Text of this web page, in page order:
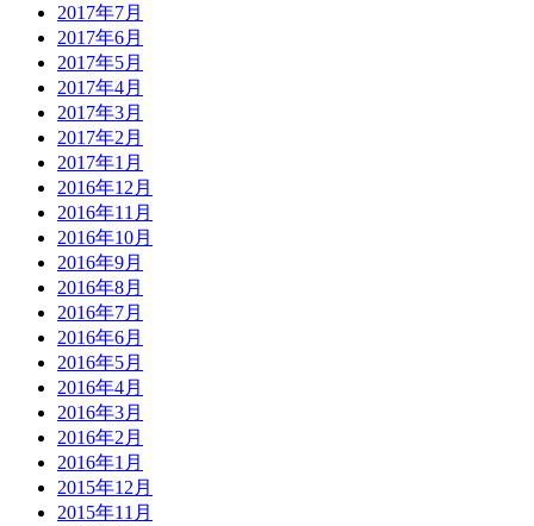
2017年7月
2017年6月
2017年5月
2017年4月
2017年3月
2017年2月
2017年1月
2016年12月
2016年11月
2016年10月
2016年9月
2016年8月
2016年7月
2016年6月
2016年5月
2016年4月
2016年3月
2016年2月
2016年1月
2015年12月
2015年11月